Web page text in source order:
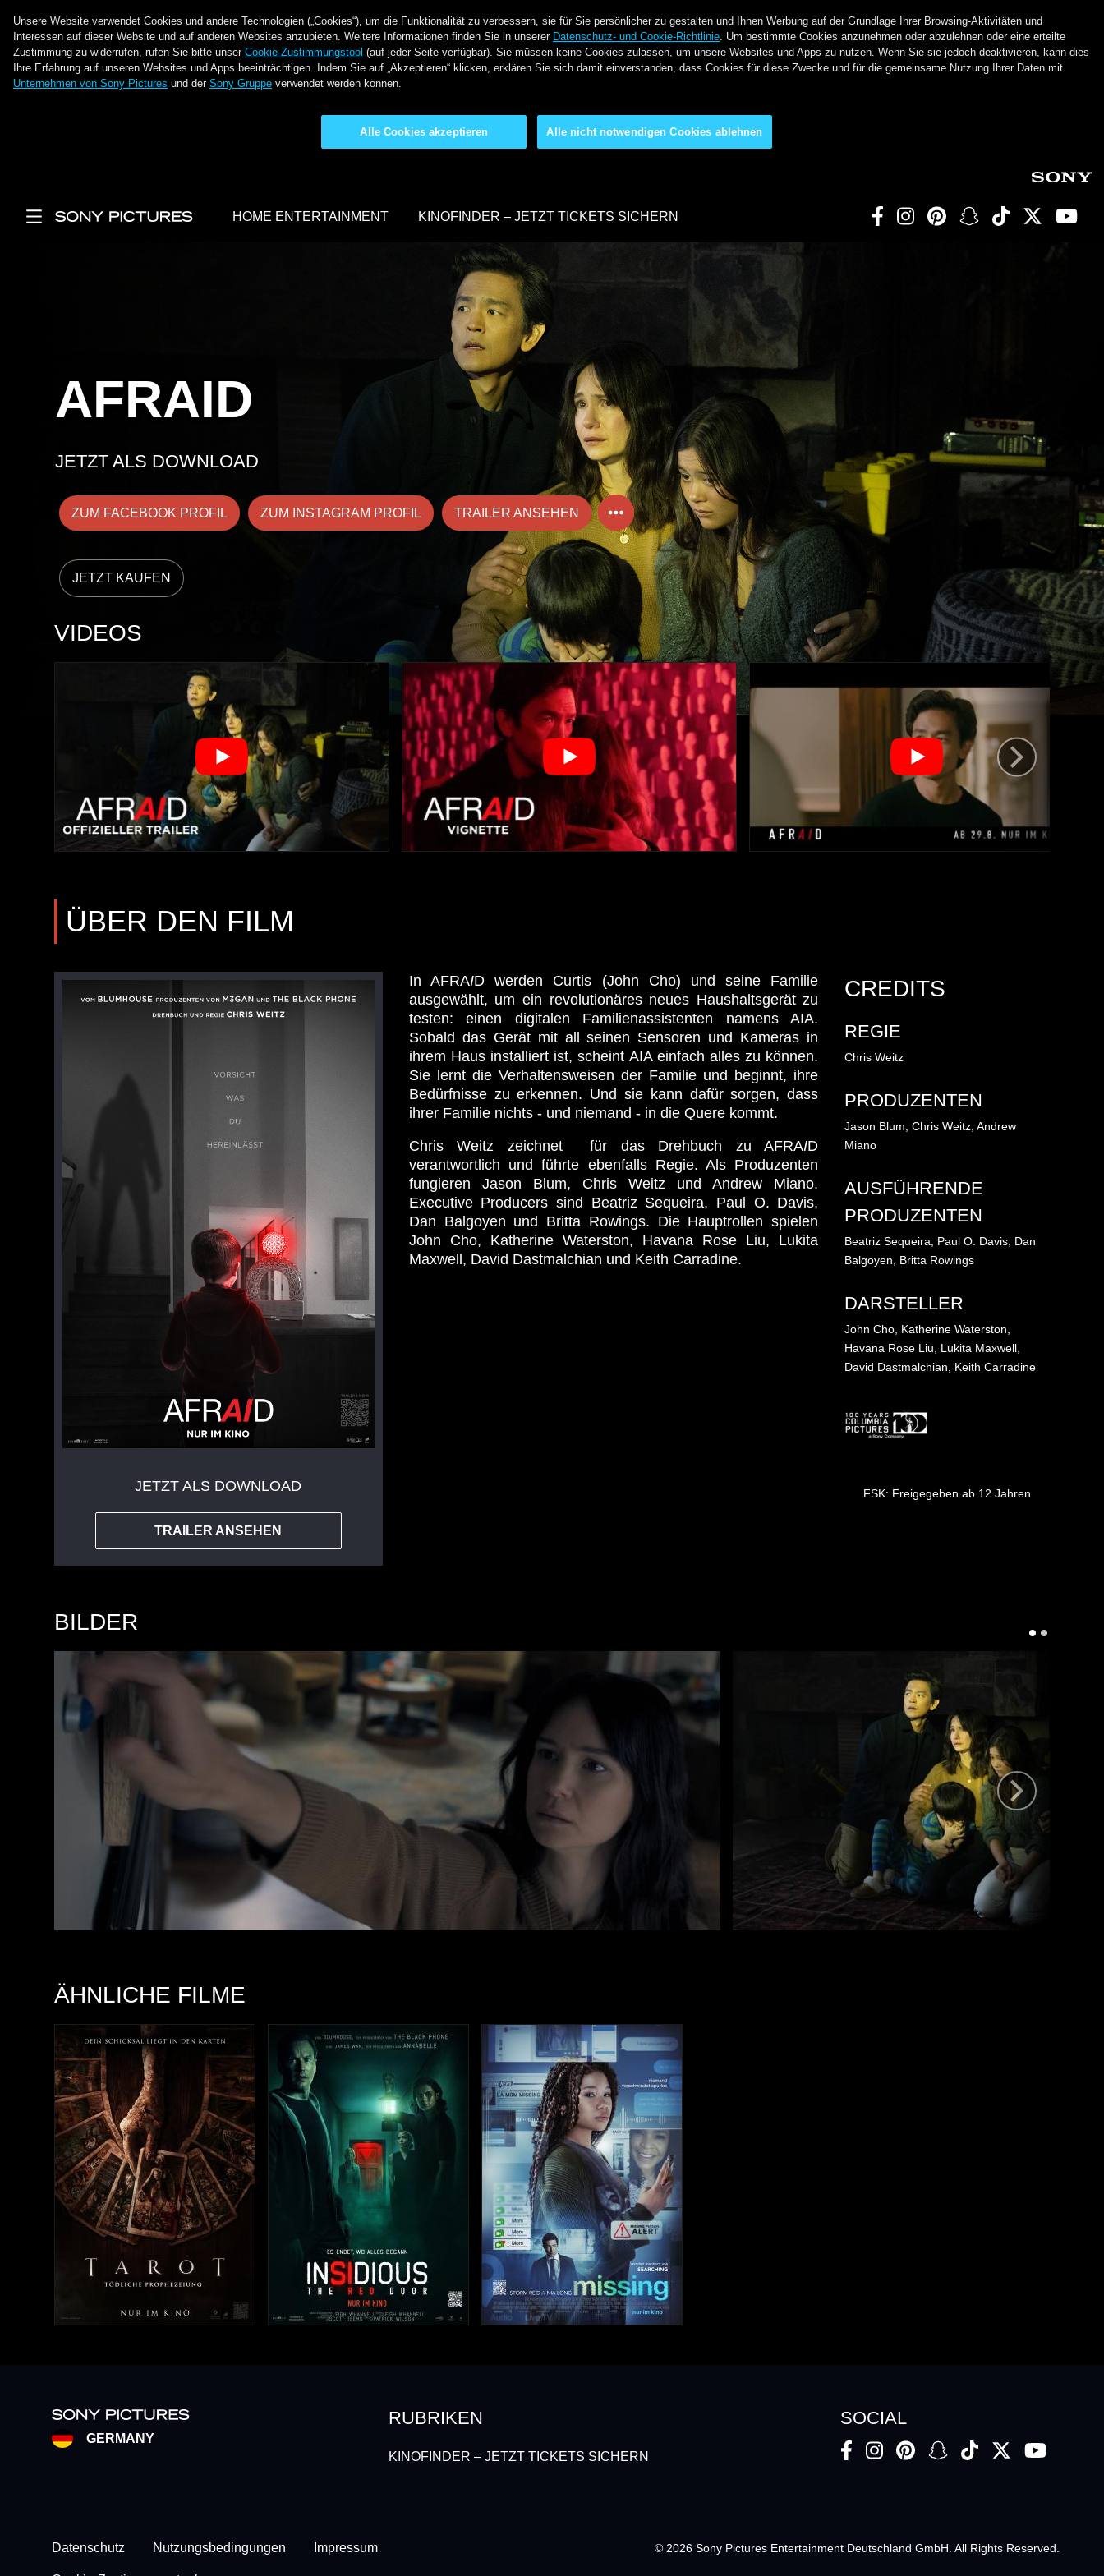
Unsere Website verwendet Cookies und andere Technologien („Cookies“), um die Funktionalität zu verbessern, sie für Sie persönlicher zu gestalten und Ihnen Werbung auf der Grundlage Ihrer Browsing-Aktivitäten und
Interessen auf dieser Website und auf anderen Websites anzubieten. Weitere Informationen finden Sie in unserer Datenschutz- und Cookie-Richtlinie. Um bestimmte Cookies anzunehmen oder abzulehnen oder eine erteilte
Zustimmung zu widerrufen, rufen Sie bitte unser Cookie-Zustimmungstool (auf jeder Seite verfügbar). Sie müssen keine Cookies zulassen, um unsere Websites und Apps zu nutzen. Wenn Sie sie jedoch deaktivieren, kann dies
Ihre Erfahrung auf unseren Websites und Apps beeinträchtigen. Indem Sie auf „Akzeptieren“ klicken, erklären Sie sich damit einverstanden, dass Cookies für diese Zwecke und für die gemeinsame Nutzung Ihrer Daten mit
Unternehmen von Sony Pictures und der Sony Gruppe verwendet werden können.
Alle nicht notwendigen Cookies ablehnen
Alle Cookies akzeptieren
HOME ENTERTAINMENT KINOFINDER – JETZT TICKETS SICHERN Social Links
AFRAID
JETZT ALS DOWNLOAD
ZUM FACEBOOK PROFIL ZUM INSTAGRAM PROFIL TRAILER ANSEHEN
VIDEOS
ÜBER DEN FILM
JETZT ALS DOWNLOAD
TRAILER ANSEHEN
In AFRAID werden Curtis (John Cho) und seine Familie
ausgewählt, um ein revolutionäres neues Haushaltsgerät zu
testen: einen digitalen Familienassistenten namens AIA.
Sobald das Gerät mit all seinen Sensoren und Kameras in
ihrem Haus installiert ist, scheint AIA einfach alles zu können.
Sie lernt die Verhaltensweisen der Familie und beginnt, ihre
Bedürfnisse zu erkennen. Und sie kann dafür sorgen, dass
ihrer Familie nichts - und niemand - in die Quere kommt.
Chris Weitz zeichnet für das Drehbuch zu AFRAID
verantwortlich und führte ebenfalls Regie. Als Produzenten
fungieren Jason Blum, Chris Weitz und Andrew Miano.
Executive Producers sind Beatriz Sequeira, Paul O. Davis,
Dan Balgoyen und Britta Rowings. Die Hauptrollen spielen
John Cho, Katherine Waterston, Havana Rose Liu, Lukita
Maxwell, David Dastmalchian und Keith Carradine.
CREDITS
REGIE
Chris Weitz
PRODUZENTEN
Jason Blum, Chris Weitz, Andrew
Miano
AUSFÜHRENDE
PRODUZENTEN
Beatriz Sequeira, Paul O. Davis, Dan
Balgoyen,
Britta Rowings
DARSTELLER
John Cho, Katherine Waterston,
Havana Rose Liu,
Lukita Maxwell,
David Dastmalchian,
Keith Carradine
FSK: Freigegeben ab 12 Jahren
BILDER
ÄHNLICHE FILME
GERMANY
RUBRIKEN
KINOFINDER – JETZT TICKETS SICHERN
SOCIAL
Footer - Subfooter
Datenschutz Nutzungsbedingungen Impressum © 2026 Sony Pictures Entertainment Deutschland GmbH. All Rights Reserved.